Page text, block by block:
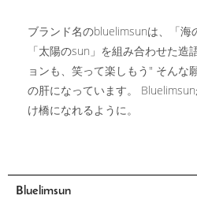
ブランド名のbluelimsunは、「海
「太陽のsun」を組み合わせた造
ョンも、笑って楽しもう" そんな
の肝になっています。
け橋になれるように。
Bluelimsun